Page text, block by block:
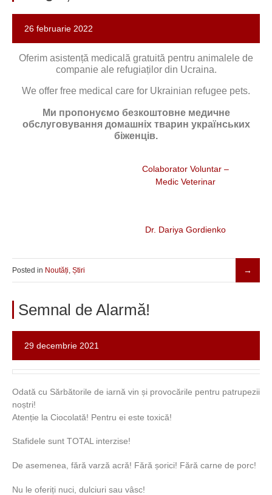
26 februarie 2022
Oferim asistență medicală gratuită pentru animalele de
companie ale refugiaților din Ucraina.
We offer free medical care for Ukrainian refugee pets.
Ми пропонуємо безкоштовне медичне
обслуговування домашніх тварин українських
біженців.
Colaborator Voluntar –
Medic Veterinar
Dr. Dariya Gordienko
Posted in Noutăți, Știri
Semnal de Alarmă!
29 decembrie 2021
Odată cu Sărbătorile de iarnă vin și provocările pentru patrupezii
noștri!
Atenție la Ciocolată! Pentru ei este toxică!
Stafidele sunt TOTAL interzise!
De asemenea, fără varză acră! Fără șorici! Fără carne de porc!
Nu le oferiți nuci, dulciuri sau vâsc!